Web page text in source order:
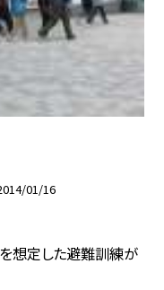
01/16
想定した避難訓練が